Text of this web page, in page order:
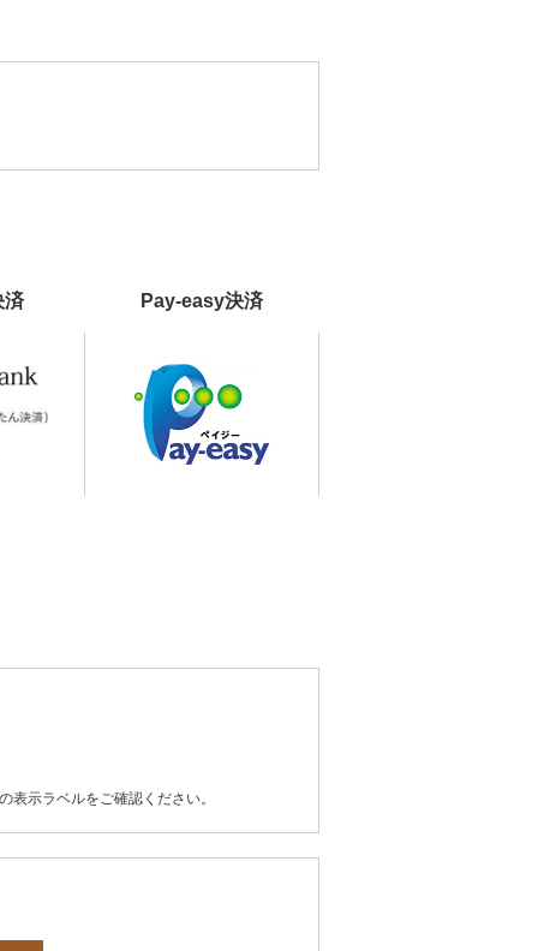
済 Pay-easy決済
示ラベルをご確認ください。